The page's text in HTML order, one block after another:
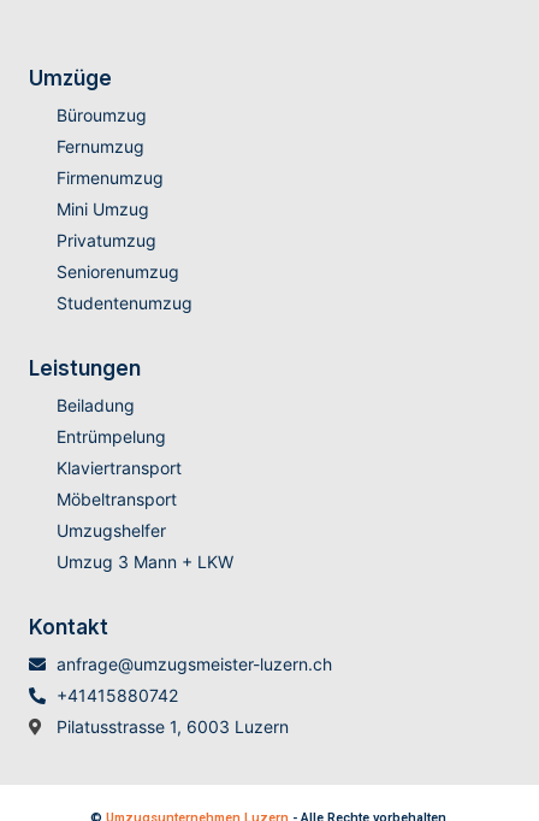
Umzüge
Büroumzug
Fernumzug
Firmenumzug
Mini Umzug
Privatumzug
Seniorenumzug
Studentenumzug
Leistungen
Beiladung
Entrümpelung
Klaviertransport
Möbeltransport
Umzugshelfer
Umzug 3 Mann + LKW
Kontakt
anfrage@umzugsmeister-luzern.ch
+41415880742
Pilatusstrasse 1, 6003 Luzern